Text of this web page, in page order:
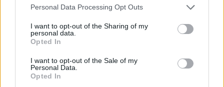
Please note that this website/app uses one or more Google
not limited to your visit or usage behaviour. You may click to
grant or deny consent to Google and its third-party tags to
use your data for below specified purposes in below Google
consent section.
Personal Data Processing Opt Outs
I want to opt-out of the Sharing of my
personal data.
Opted In
I want to opt-out of the Sale of my
Personal Data.
Opted In
14 éve
@Tsingi: Hogy én ilyet nem tudok csinálni!